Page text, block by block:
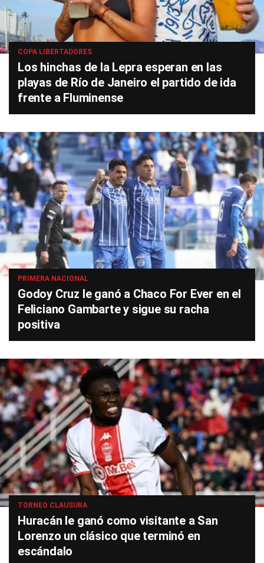
COPA LIBERTADORES
Los hinchas de la Lepra esperan en las
playas de Río de Janeiro el partido de ida
frente a Fluminense
PRIMERA NACIONAL
Godoy Cruz le ganó a Chaco For Ever en el
Feliciano Gambarte y sigue su racha
positiva
TORNEO CLAUSURA
Huracán le ganó como visitante a San
Lorenzo un clásico que terminó en
escándalo